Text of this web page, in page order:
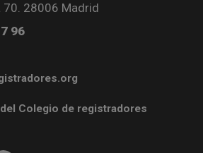
70. 28006 Madrid
96
Colegio de registradores